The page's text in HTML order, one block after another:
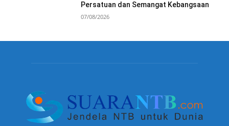
Persatuan dan Semangat Kebangsaan
07/08/2026